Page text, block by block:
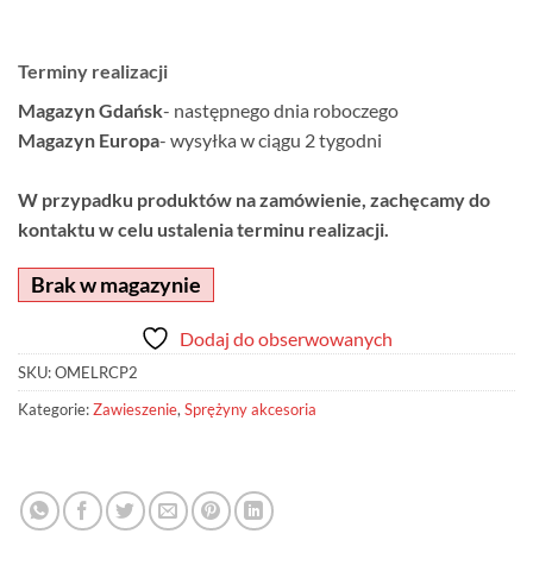
Terminy realizacji
Magazyn Gdańsk- następnego dnia roboczego
Magazyn Europa- wysyłka w ciągu 2 tygodni
W przypadku produktów na zamówienie, zachęcamy do
kontaktu w celu ustalenia terminu realizacji.
Brak w magazynie
Dodaj do obserwowanych
SKU:OMELRCP2
Kategorie:Zawieszenie,Sprężyny akcesoria